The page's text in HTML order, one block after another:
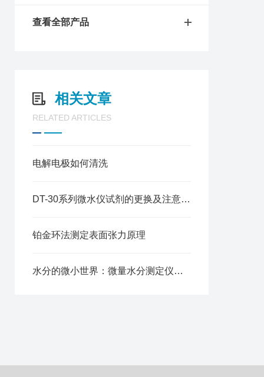
查看全部产品
相关文章
RELATED ARTICLES
电解电极如何清洗
DT-30系列微水仪试剂的更换及注意事项
铂金环法测定表面张力原理
水分的微小世界：微量水分测定仪的科技魅力